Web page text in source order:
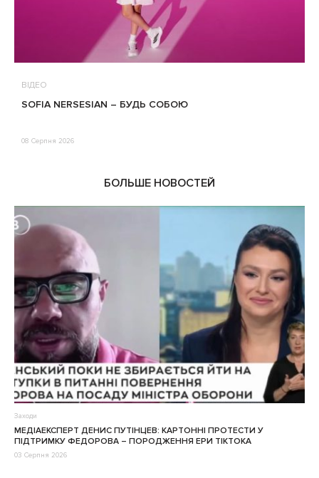
ВІДЕО
SOFIA NERSESIAN – БУДЬ СОБОЮ
08 Серпня 2026
БОЛЬШЕ НОВОСТЕЙ
Заходи
МЕДІАЕКСПЕРТ ДЕНИС ПУТІНЦЕВ: КАРТОННІ ПРОТЕСТИ У
ПІДТРИМКУ ФЕДОРОВА – ПОРОДЖЕННЯ ЕРИ ТІКТОКА
03 Серпня 2026